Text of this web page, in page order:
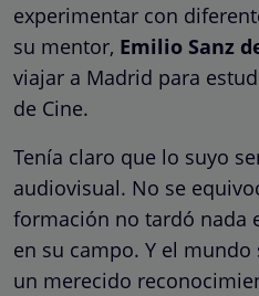
experimentar con
su mentor, Emilio Sanz
viajar a Madrid para
de Cine.
Tenía claro que lo suyo
audiovisual. No se
formación no tardó nada
en su campo. Y el
un merecido